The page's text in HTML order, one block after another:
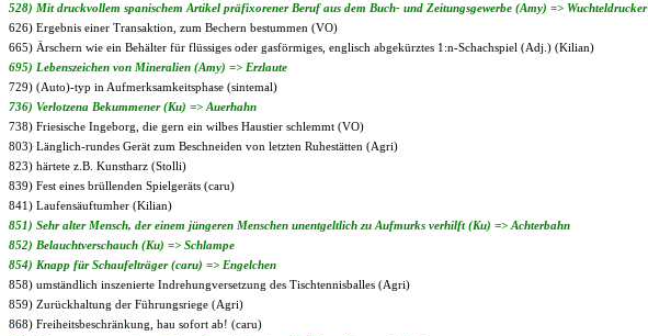
528) Mit druckvollem spanischem Artikel präfixorener Beruf aus dem Buch- und Zeitungsgewerbe (Amy) => Wuchteldrucker
626) Ergebnis einer Transaktion, zum Bechern bestummen (VO)
665) Ärschern wie ein Behälter für flüssiges oder gasförmiges, englisch abgekürztes 1:n-Schachspiel (Adj.) (Kilian)
695) Lebenszeichen von Mineralien (Amy) => Erzlaute
729) (Auto)-typ in Aufmerksamkeitsphase (sintemal)
736) Verlotzena Bekummener (Ku) => Auerhahn
738) Friesische Ingeborg, die gern ein wilbes Haustier schlemmt (VO)
803) Länglich-rundes Gerät zum Beschneiden von letzten Ruhestätten (Agri)
823) härtete z.B. Kunstharz (Stolli)
839) Fest eines brüllenden Spielgeräts (caru)
841) Laufensäuftumher (Kilian)
851) Sehr alter Mensch, der einem jüngeren Menschen unentgeltlich zu Aufmurks verhilft (Ku) => Achterbahn
852) Belauchtverschauch (Ku) => Schlampe
854) Knapp für Schaufelträger (caru) => Engelchen
858) umständlich inszenierte Indrehungversetzung des Tischtennisballes (Agri)
859) Zurückhaltung der Führungsriege (Agri)
868) Freiheitsbeschränkung, hau sofort ab! (caru)